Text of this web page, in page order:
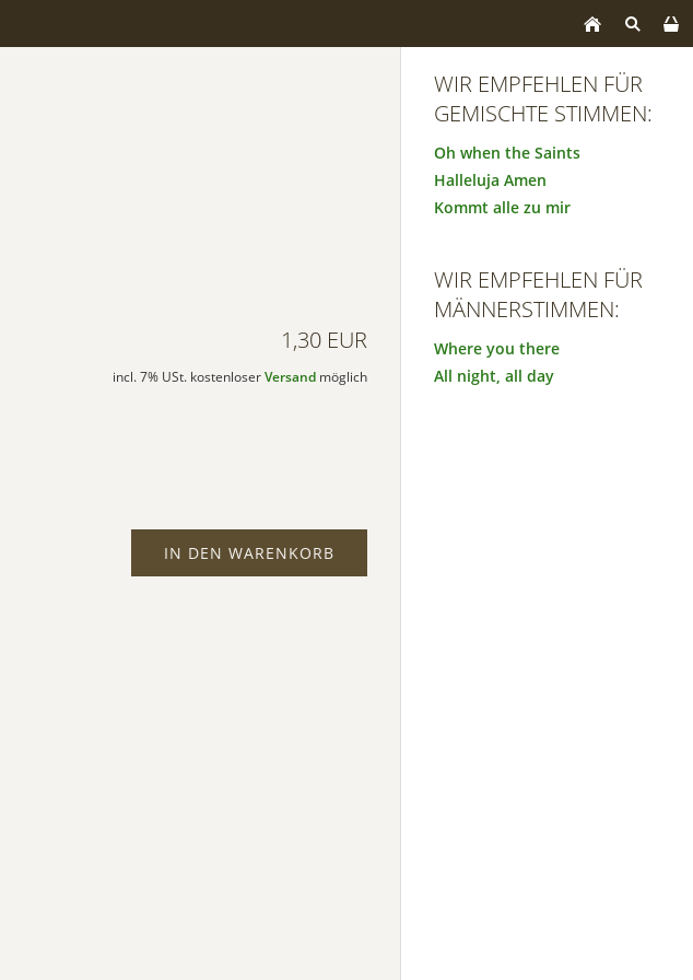
1,30 EUR
incl. 7% USt. kostenloser Versandmöglich
IN DEN WARENKORB
WIR EMPFEHLEN FÜR
GEMISCHTE STIMMEN:
Oh when the Saints
Halleluja Amen
Kommt alle zu mir
WIR EMPFEHLEN FÜR
MÄNNERSTIMMEN:
Where you there
All night, all day